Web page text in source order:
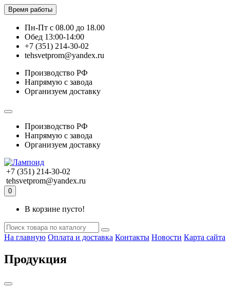
Время работы
Пн-Пт с 08.00 до 18.00
Обед 13:00-14:00
+7 (351) 214-30-02
tehsvetprom@yandex.ru
Производство РФ
Напрямую с завода
Организуем доставку
Производство РФ
Напрямую с завода
Организуем доставку
+7 (351) 214-30-02
tehsvetprom@yandex.ru
0
В корзине пусто!
На главную Оплата и доставка Контакты Новости Карта сайта
Продукция